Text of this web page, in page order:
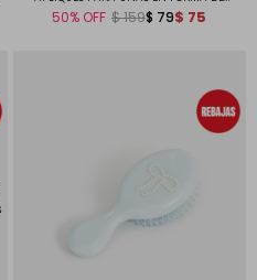
CORAZONES PARA NAIL ART
50 $ 79
$159 $ 75